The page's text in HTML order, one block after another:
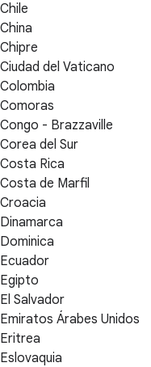
Chile
China
Chipre
Ciudad del Vaticano
Colombia
Comoras
Congo - Brazzaville
Corea del Sur
Costa Rica
Costa de Marfil
Croacia
Dinamarca
Dominica
Ecuador
Egipto
El Salvador
Emiratos Árabes Unidos
Eritrea
Eslovaquia